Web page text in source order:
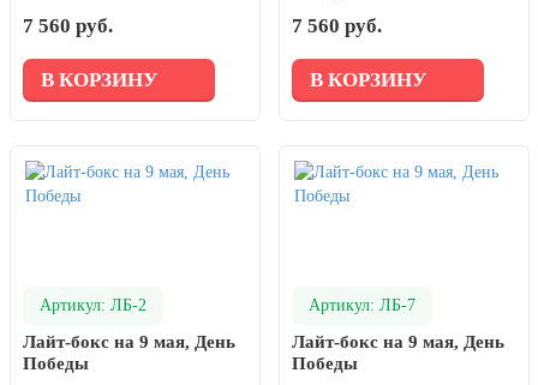
7 560 руб.
В КОРЗИНУ
7 560 руб.
В КОРЗИНУ
Артикул: ЛБ-2
Лайт-бокс на 9 мая, День
Победы
Артикул: ЛБ-7
Лайт-бокс на 9 мая, День
Победы